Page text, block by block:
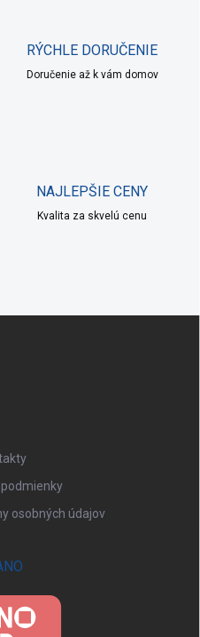
RÝCHLE DORUČENIE
Doručenie až k vám domov
NAJLEPŠIE CENY
Kvalita za skvelú cenu
osobných údajov